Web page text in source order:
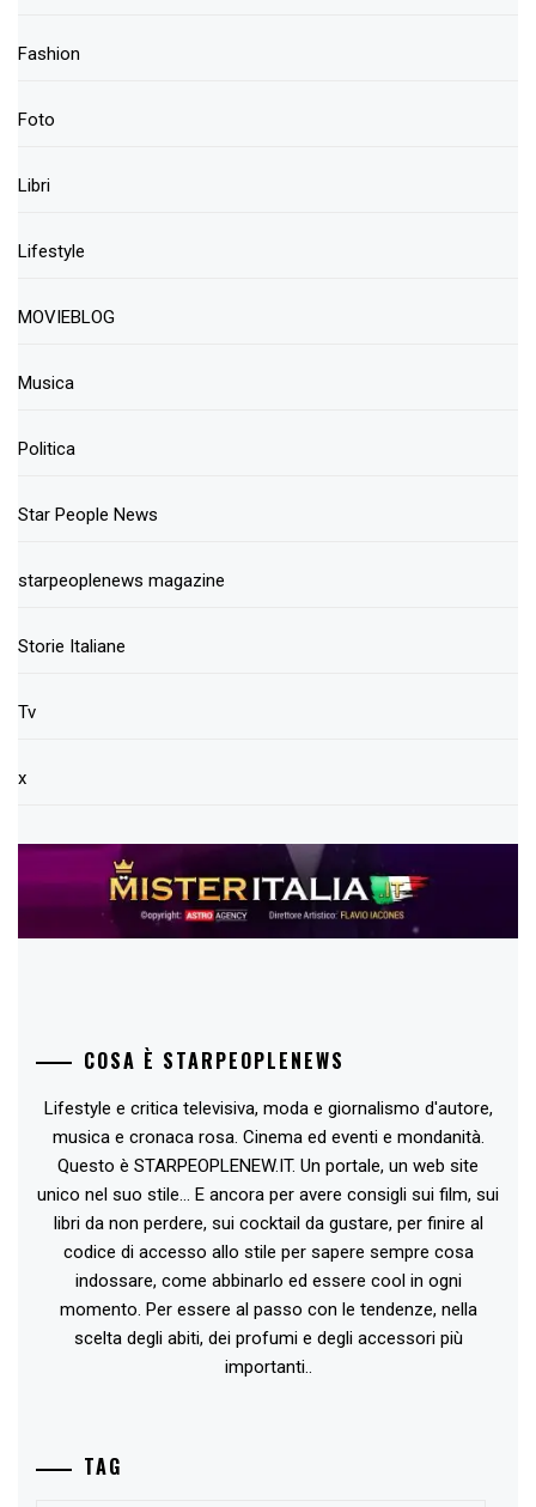
Fashion
Foto
Libri
Lifestyle
MOVIEBLOG
Musica
Politica
Star People News
starpeoplenews magazine
Storie Italiane
Tv
x
COSA È STARPEOPLENEWS
Lifestyle e critica televisiva, moda e giornalismo d'autore,
musica e cronaca rosa. Cinema ed eventi e mondanità.
Questo è STARPEOPLENEW.IT. Un portale, un web site
unico nel suo stile... E ancora per avere consigli sui film, sui
libri da non perdere, sui cocktail da gustare, per finire al
codice di accesso allo stile per sapere sempre cosa
indossare, come abbinarlo ed essere cool in ogni
momento. Per essere al passo con le tendenze, nella
scelta degli abiti, dei profumi e degli accessori più
importanti..
TAG